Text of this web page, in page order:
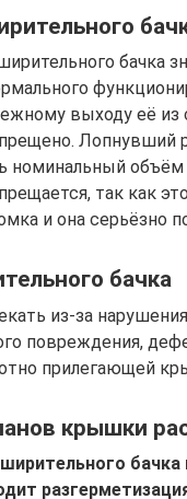
бачка
выходу её
номинальный
так как
и она серьёзно
бачка
из-за
повреждения,
прилегающей
крышки
бачка